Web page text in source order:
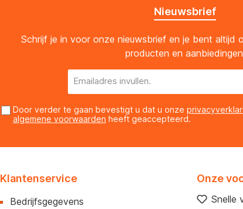
Nieuwsbrief
Schrijf je in voor onze nieuwsbrief en je bent altijd
producten en
Door verder te gaan bevestigt u dat u onze
algemene voorwaarden heeft geaccepteerd.
Klantenservice
Bedrijfsgegevens
Onze
Snelle